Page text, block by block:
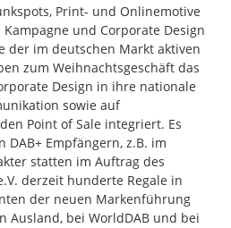
Print- und Onlinemotive
und Corporate Design
der im deutschen Markt aktiven
zum Weihnachtsgeschäft das
Design in ihre nationale
sowie auf
Point of Sale integriert. Es
Empfängern, z.B. im
statten im Auftrag des
derzeit hunderte Regale in
der neuen Markenführung
Ausland, bei WorldDAB und bei